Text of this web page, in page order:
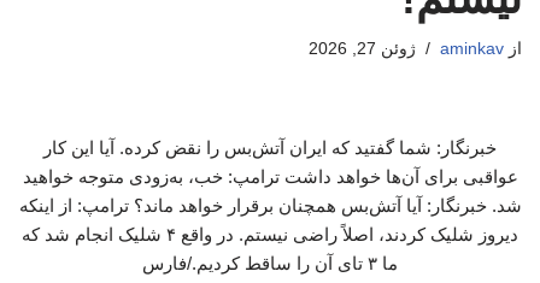
از aminkav ژوئن 27, 2026
خبرنگار: شما گفتید که ایران آتش‌بس را نقض کرده. آیا این کار
عواقبی برای آن‌ها خواهد داشت ترامپ: خب، به‌زودی متوجه خواهید
شد. خبرنگار: آیا آتش‌بس همچنان برقرار خواهد ماند؟ ترامپ: از اینکه
دیروز شلیک کردند، اصلاً راضی نیستم. در واقع ۴ شلیک انجام شد که
ما ۳ تای آن‌ را ساقط کردیم./فارس